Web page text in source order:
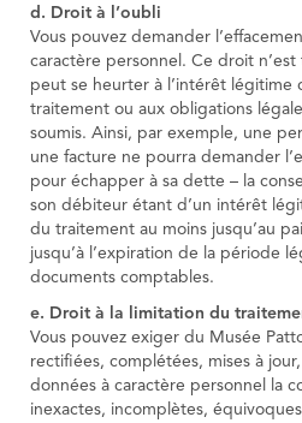
d. Droit à l’oubli
Vous pouvez demander
caractère personnel. Ce droit
peut se heurter à l’intérêt légitime
traitement ou aux obligations
soumis. Ainsi, par exemple, une
une facture ne pourra demander
pour échapper à sa dette – la
son débiteur étant d’un intérêt
du traitement au moins jusqu’au
jusqu’à l’expiration de la période
documents comptables.
e. Droit à la limitation du
Vous pouvez exiger du Musée
rectifiées, complétées, mises à
données à caractère personnel la
inexactes, incomplètes,